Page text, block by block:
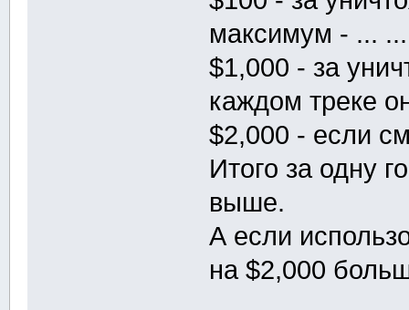
максимум - ...
$1,000 - за
каждом треке
$2,000 - если
Итого за одну
выше.
А если
на $2,000